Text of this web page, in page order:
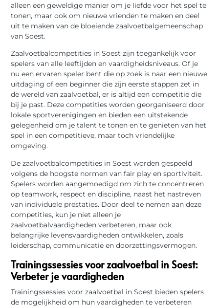
alleen een geweldige manier om je liefde voor het spel te
tonen, maar ook om nieuwe vrienden te maken en deel
uit te maken van de bloeiende zaalvoetbalgemeenschap
van Soest.
Zaalvoetbalcompetities in Soest zijn toegankelijk voor
spelers van alle leeftijden en vaardigheidsniveaus. Of je
nu een ervaren speler bent die op zoek is naar een nieuwe
uitdaging of een beginner die zijn eerste stappen zet in
de wereld van zaalvoetbal, er is altijd een competitie die
bij je past. Deze competities worden georganiseerd door
lokale sportverenigingen en bieden een uitstekende
gelegenheid om je talent te tonen en te genieten van het
spel in een competitieve, maar toch vriendelijke
omgeving.
De zaalvoetbalcompetities in Soest worden gespeeld
volgens de hoogste normen van fair play en sportiviteit.
Spelers worden aangemoedigd om zich te concentreren
op teamwork, respect en discipline, naast het nastreven
van individuele prestaties. Door deel te nemen aan deze
competities, kun je niet alleen je
zaalvoetbalvaardigheden verbeteren, maar ook
belangrijke levensvaardigheden ontwikkelen, zoals
leiderschap, communicatie en doorzettingsvermogen.
Trainingssessies voor zaalvoetbal in Soest:
Verbeter je vaardigheden
Trainingssessies voor zaalvoetbal in Soest bieden spelers
de mogelijkheid om hun vaardigheden te verbeteren